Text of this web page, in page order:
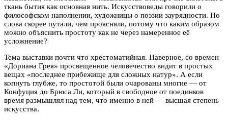
ткань бытия как основная нить. Искусствоведы говорили о
философском наполнении, художницы о поэзии заурядности. Но
слова скорее путали, чем проясняли, потому что каким образом
можно объяснить простоту как не через намеренное её
усложнение?
Тема выставки почти что хрестоматийная. Наверное, со времен
«Дориана Грея» просвещенное человечество видит в простых
вещах «последнее прибежище для сложных натур». А если
копнуть глубже, то простотой были очарованы многие — от
Конфуция до Брюса Ли, который в свободное от поединков
время размышлял над тем, что именно в ней — высшая степень
искусства.